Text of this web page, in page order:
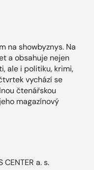
na showbyznys. Na
a obsahuje nejen
ale i politiku, krimi,
vychází se
čtenářskou
magazínový
CENTER a. s.